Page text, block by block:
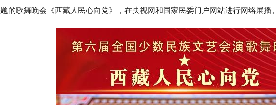
题的歌舞晚会《西藏人民心向党》，在央视网和国家民委门户网站进行网络展播。